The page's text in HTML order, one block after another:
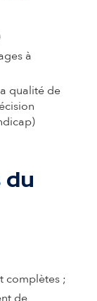
à
qualité de
du
complètes ;
de